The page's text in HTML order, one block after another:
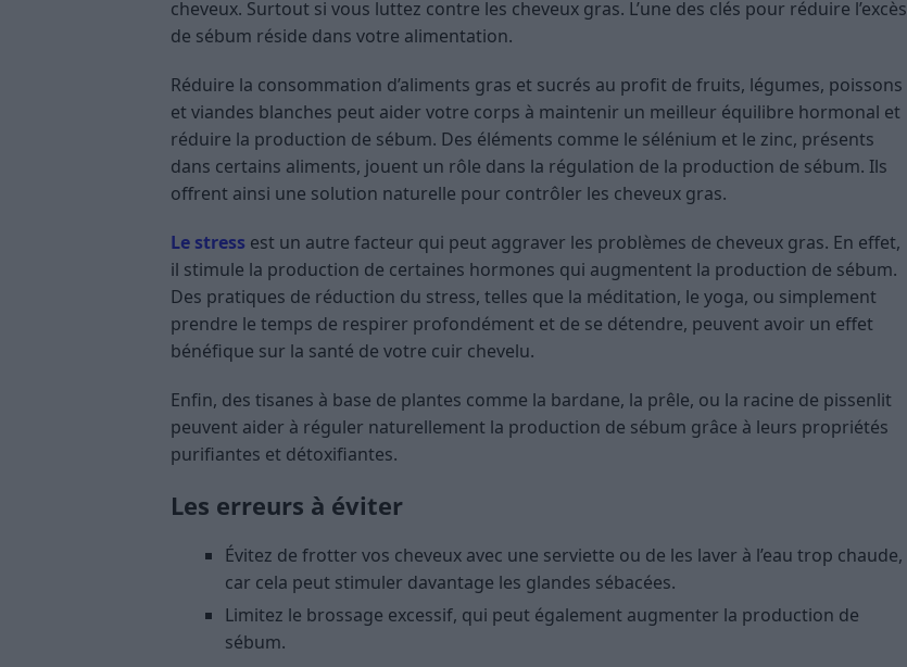
cheveux. Surtout si vous luttez contre les cheveux gras. L’une des clés pour réduire l’excès
de sébum réside dans votre alimentation.
Réduire la consommation d’aliments gras et sucrés au profit de fruits, légumes, poissons
et viandes blanches peut aider votre corps à maintenir un meilleur équilibre hormonal et
réduire la production de sébum. Des éléments comme le sélénium et le zinc, présents
dans certains aliments, jouent un rôle dans la régulation de la production de sébum. Ils
offrent ainsi une solution naturelle pour contrôler les cheveux gras.
Le stress est un autre facteur qui peut aggraver les problèmes de cheveux gras. En effet,
il stimule la production de certaines hormones qui augmentent la production de sébum.
Des pratiques de réduction du stress, telles que la méditation, le yoga, ou simplement
prendre le temps de respirer profondément et de se détendre, peuvent avoir un effet
bénéfique sur la santé de votre cuir chevelu.
Enfin, des tisanes à base de plantes comme la bardane, la prêle, ou la racine de pissenlit
peuvent aider à réguler naturellement la production de sébum grâce à leurs propriétés
purifiantes et détoxifiantes.
Les erreurs à éviter
Évitez de frotter vos cheveux avec une serviette ou de les laver à l’eau trop chaude,
car cela peut stimuler davantage les glandes sébacées​​.
Limitez le brossage excessif, qui peut également augmenter la production de
sébum​.